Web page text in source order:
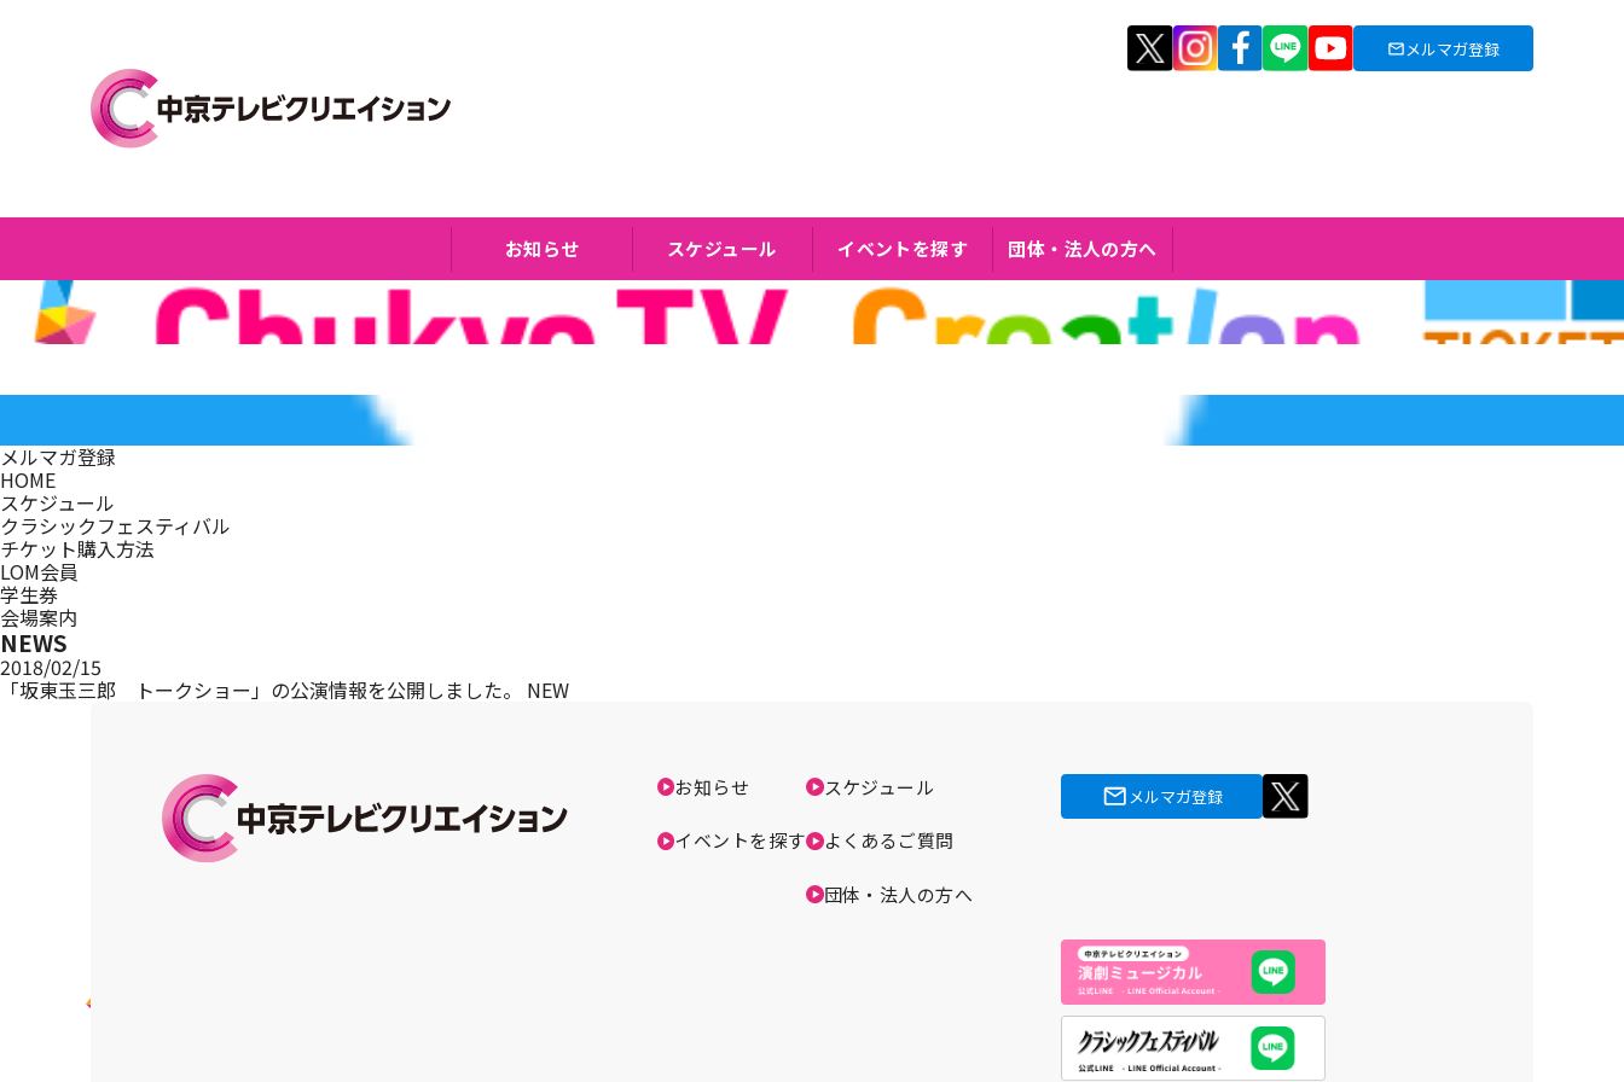
メルマガ登録
お知らせ スケジュール イベントを探す 団体・法人の方へ
メルマガ登録
HOME
スケジュール
クラシックフェスティバル
チケット購入方法
LOM会員
学生券
会場案内
NEWS
2018/02/15
「坂東玉三郎 トークショー」の公演情報を公開しました。 NEW
お知らせ
イベントを探す
スケジュール
よくあるご質問
団体・法人の方へ
メルマガ登録